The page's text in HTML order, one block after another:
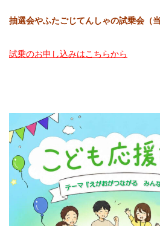
抽選会やふたごじてんしゃの試乗会（
試乗のお申し込みはこちらから